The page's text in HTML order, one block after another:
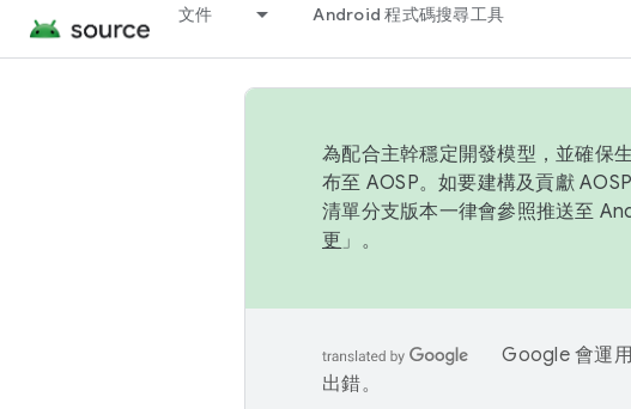
文件 Android 程式碼搜尋工具
為配合主幹穩定開發模型，並確保
布至 AOSP。如要建構及貢獻
清單分支版本一律會參照推送至
更 」。
Google 會運
出錯。